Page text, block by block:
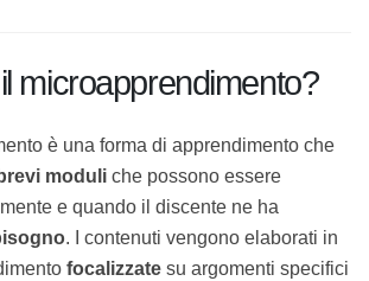
cosa sono esattamente e come si
microapprendimento?
è una forma di apprendimento